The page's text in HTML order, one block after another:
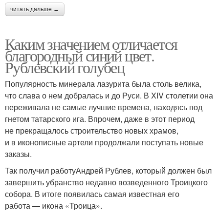
читать дальше →
Каким значением отличается
благородный синий цвет.
Рублевский голубец
Популярность минерала лазурита была столь велика,
что слава о нем добралась и до Руси. В XIV столетии она
переживала не самые лучшие времена, находясь под
гнетом татарского ига. Впрочем, даже в этот период
не прекращалось строительство новых храмов,
и в иконописные артели продолжали поступать новые
заказы.
Так получил работуАндрей Рублев, который должен был
завершить убранство недавно возведенного Троицкого
собора. В итоге появилась самая известная его
работа — икона «Троица».